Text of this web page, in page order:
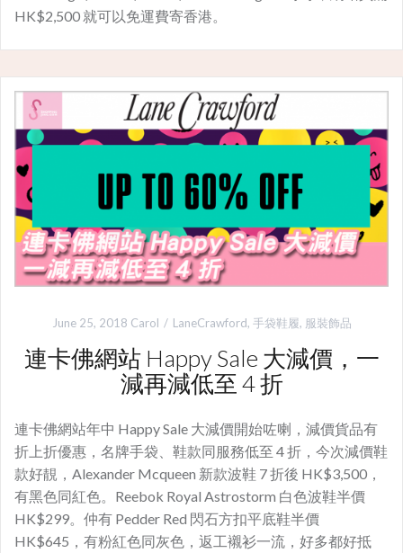
HK$2,500 就可以免運費寄香港。
June 25, 2018 Carol LaneCrawford, 手袋鞋履, 服裝飾品
連卡佛網站 Happy Sale 大減價，一
減再減低至 4 折
連卡佛網站年中 Happy Sale 大減價開始咗喇，減價貨品有
折上折優惠，名牌手袋、鞋款同服務低至 4 折，今次減價鞋
款好靚，Alexander Mcqueen 新款波鞋 7 折後 HK$3,500，
有黑色同紅色。Reebok Royal Astrostorm 白色波鞋半價
HK$299。仲有 Pedder Red 閃石方扣平底鞋半價
HK$645，有粉紅色同灰色，返工襯衫一流，好多都好抵